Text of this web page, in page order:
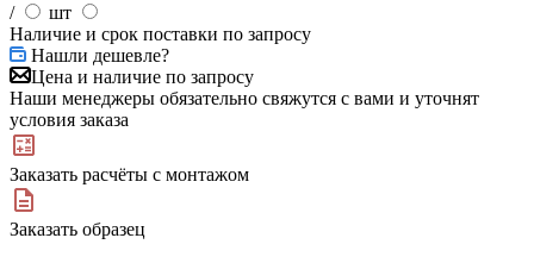
/
шт
Наличие и срок поставки по запросу
Нашли дешевле?
Цена и наличие по запросу
Наши менеджеры обязательно свяжутся с вами и уточнят
условия заказа
Заказать расчёты с монтажом
Заказать образец